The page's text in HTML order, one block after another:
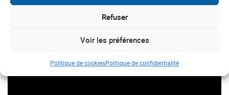
Refuser
Voir les préférences
Politique de cookiesPolitique de confidentialité